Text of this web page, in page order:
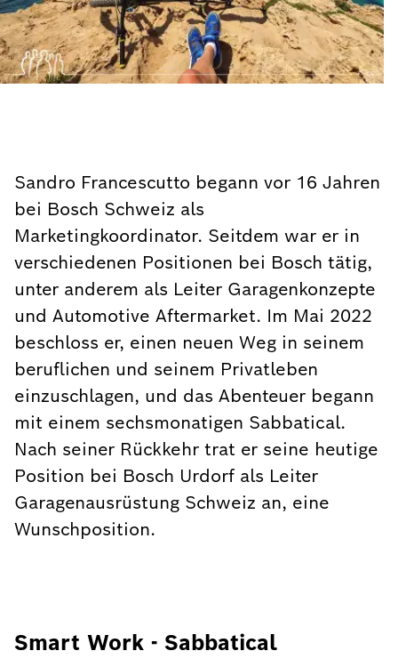
Sandro Francescutto begann vor 16 Jahren
bei Bosch Schweiz als
Marketingkoordinator. Seitdem war er in
verschiedenen Positionen bei Bosch tätig,
unter anderem als Leiter Garagenkonzepte
und Automotive Aftermarket. Im Mai 2022
beschloss er, einen neuen Weg in seinem
beruflichen und seinem Privatleben
einzuschlagen, und das Abenteuer begann
mit einem sechsmonatigen Sabbatical.
Nach seiner Rückkehr trat er seine heutige
Position bei Bosch Urdorf als Leiter
Garagenausrüstung Schweiz an, eine
Wunschposition.
Smart Work - Sabbatical